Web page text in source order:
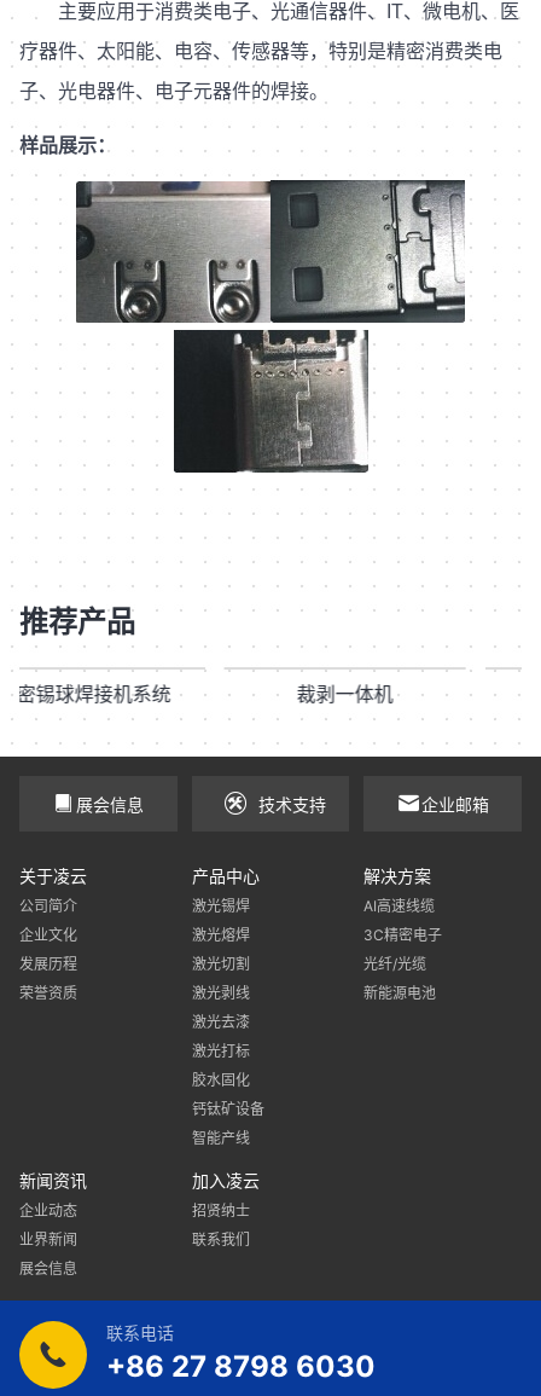
主要应用于消费类电子、光通信器件、IT、微电机、医
疗器件、太阳能、电容、传感器等，特别是精密消费类电
子、光电器件、电子元器件的焊接。
样品展示：
推荐产品
精密锡球焊接机系统 裁剥一体机
展会信息 技术支持 企业邮箱
关于凌云
公司简介
企业文化
发展历程
荣誉资质
产品中心
激光锡焊
激光熔焊
激光切割
激光剥线
激光去漆
激光打标
胶水固化
钙钛矿设备
智能产线
解决方案
AI高速线缆
3C精密电子
光纤/光缆
新能源电池
新闻资讯
企业动态
业界新闻
展会信息
加入凌云
招贤纳士
联系我们
联系电话
+86 27 8798 6030